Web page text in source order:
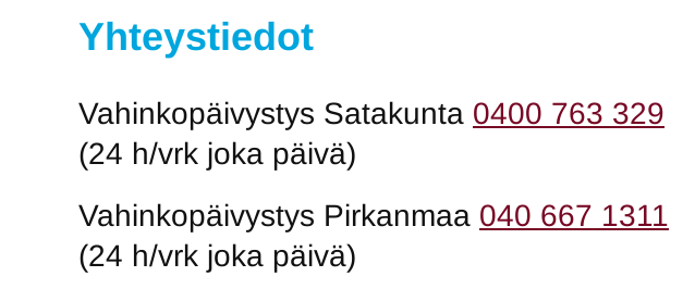
Yhteystiedot
Vahinkopäivystys Satakunta 0400 763 329
(24 h/vrk joka päivä)
Vahinkopäivystys Pirkanmaa 040 667 1311
(24 h/vrk joka päivä)